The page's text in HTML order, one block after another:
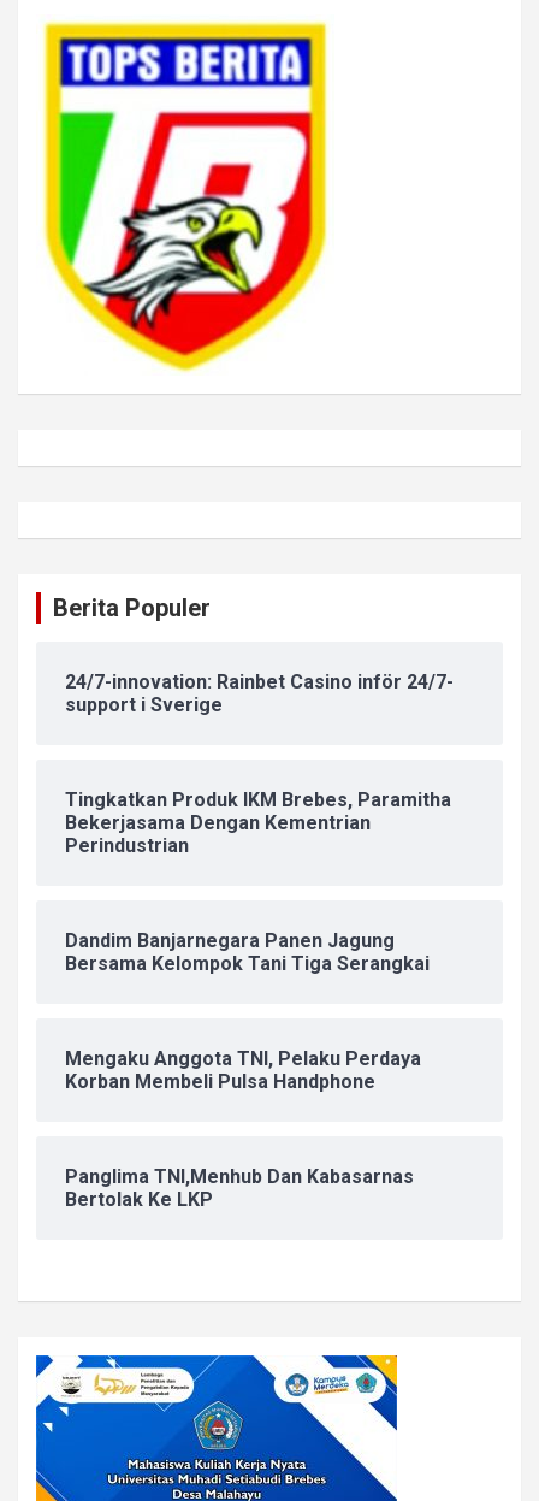
Berita Populer
24/7-innovation: Rainbet Casino inför 24/7-
support i Sverige
Tingkatkan Produk IKM Brebes, Paramitha
Bekerjasama Dengan Kementrian
Perindustrian
Dandim Banjarnegara Panen Jagung
Bersama Kelompok Tani Tiga Serangkai
Mengaku Anggota TNI, Pelaku Perdaya
Korban Membeli Pulsa Handphone
Panglima TNI,Menhub Dan Kabasarnas
Bertolak Ke LKP